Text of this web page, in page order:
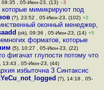
09:35 , 05-Июн-23, (13) –3
мимикрируют под
(?), 23:52 , 05-Июн-23, (102) +2
оконный менеджер,
(ok), 09:36 , 05-Июн-23, (14) +5
форматов, которые
(5), 10:27 , 05-Июн-23, (22)
фигачат глупости потому что
13:43 , 05-Июн-23, (44)
избыточна 3 Синтаксис
(?), 14:18 , 05-